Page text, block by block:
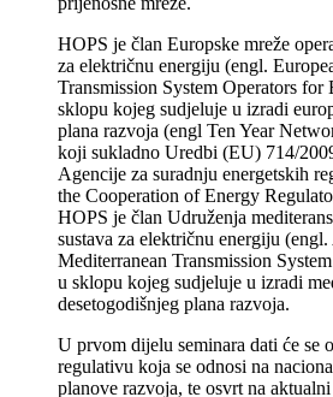
HOPS je član Europske mreže
za električnu energiju (engl.
Transmission System Operators
sklopu kojeg sudjeluje u izradi
plana razvoja (engl Ten Year
koji sukladno Uredbi (EU) 714/
Agencije za suradnju energetskih
the Cooperation of Energy
HOPS je član Udruženja
sustava za električnu energiju
Mediterranean Transmission
u sklopu kojeg sudjeluje u izradi
desetogodišnjeg plana razvoja.
U prvom dijelu seminara dati će se
regulativu koja se odnosi na
planove razvoja, te osvrt na